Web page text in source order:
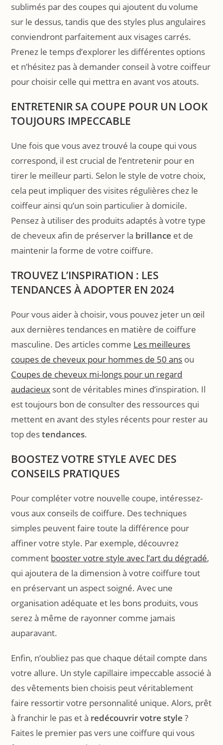
sublimés par des coupes qui ajoutent du volume
sur le dessus, tandis que des styles plus angulaires
conviendront parfaitement aux visages carrés.
Prenez le temps d’explorer les différentes options
et n’hésitez pas à demander conseil à votre coiffeur
pour choisir celle qui mettra en avant vos atouts.
ENTRETENIR SA COUPE POUR UN LOOK
TOUJOURS IMPECCABLE
Une fois que vous avez trouvé la coupe qui vous
correspond, il est crucial de l’entretenir pour en
tirer le meilleur parti. Selon le style de votre choix,
cela peut impliquer des visites régulières chez le
coiffeur ainsi qu’un soin particulier à domicile.
Pensez à utiliser des produits adaptés à votre type
de cheveux afin de préserver la brillance et de
maintenir la forme de votre coiffure.
TROUVEZ L’INSPIRATION : LES
TENDANCES À ADOPTER EN 2024
Pour vous aider à choisir, vous pouvez jeter un œil
aux dernières tendances en matière de coiffure
masculine. Des articles comme Les meilleures
coupes de cheveux pour hommes de 50 ans ou
Coupes de cheveux mi-longs pour un regard
audacieux sont de véritables mines d’inspiration. Il
est toujours bon de consulter des ressources qui
mettent en avant des styles récents pour rester au
top destendances.
BOOSTEZ VOTRE STYLE AVEC DES
CONSEILS PRATIQUES
Pour compléter votre nouvelle coupe, intéressez-
vous aux conseils de coiffure. Des techniques
simples peuvent faire toute la différence pour
affiner votre style. Par exemple, découvrez
comment booster votre style avec l’art du dégradé,
qui ajoutera de la dimension à votre coiffure tout
en préservant un aspect soigné. Avec une
organisation adéquate et les bons produits, vous
serez à même de rayonner comme jamais
auparavant.
Enfin, n’oubliez pas que chaque détail compte dans
votre allure. Un style capillaire impeccable associé à
des vêtements bien choisis peut véritablement
faire ressortir votre personnalité unique. Alors, prêt
à franchir le pas et à redécouvrir votre style ?
Faites le premier pas vers une coiffure qui vous